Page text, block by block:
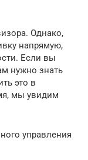
Однако,
напрямую,
Если вы
нужно знать
это в
мы увидим
управления